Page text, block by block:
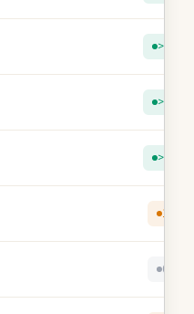
> 5
> 5
> 5
1
0